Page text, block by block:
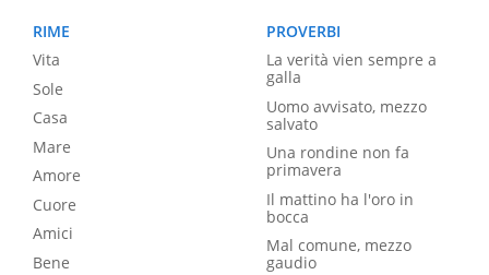
RIME
Vita
Sole
Casa
Mare
Amore
Cuore
Amici
Bene
PROVERBI
La verità vien sempre a
galla
Uomo avvisato, mezzo
salvato
Una rondine non fa
primavera
Il mattino ha l'oro in
bocca
Mal comune, mezzo
gaudio